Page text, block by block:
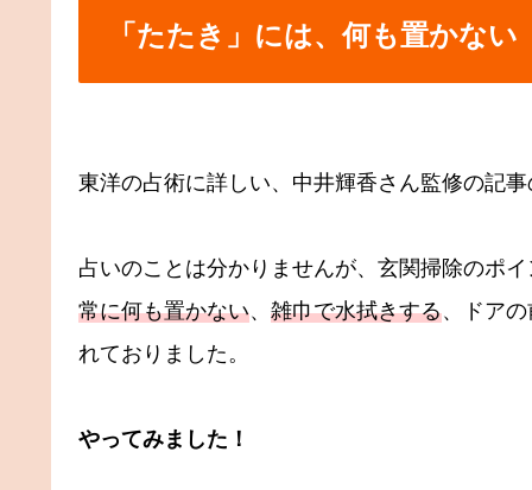
「たたき」には、何も置かない
東洋の占術に詳しい、中井輝香さん監修の記
占いのことは分かりませんが、玄関掃除のポ
常に何も置かない、 雑巾で水拭きする、ドア
れておりました。
やってみました！